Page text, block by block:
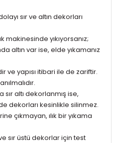
sır ve altın dekorları
yıkıyorsanız;
altın var ise, elde yıkamanız
ve yapısı itibari ile de zariftir.
altı dekorlanmış ise,
dekorları kesinlikle silinmez.
çıkmayan, ılık bir yıkama
sır üstü dekorlar için test